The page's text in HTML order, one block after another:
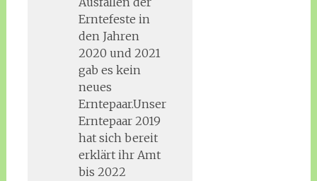
Erntefeste in
den Jahren
2020 und 2021
gab es kein
neues
Erntepaar.Unser
Erntepaar 2019
hat sich bereit
erklärt ihr Amt
bis 2022